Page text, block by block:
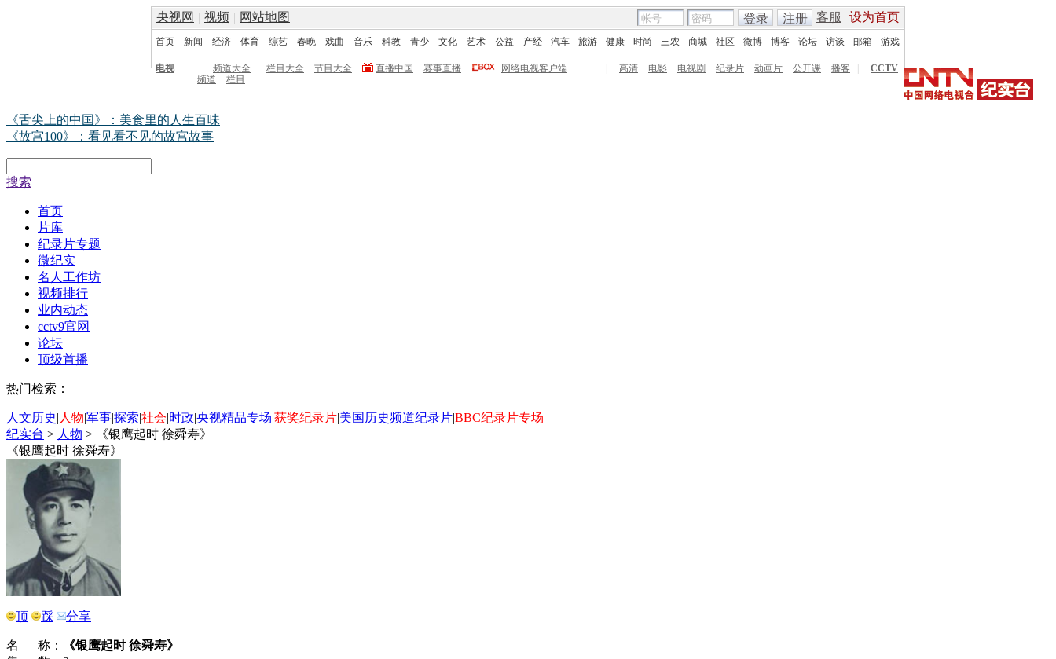
央视网 | 视频 | 网站地图 客服 设为首页
登录 注册
首页 新闻 经济 体育 综艺 春晚 戏曲 音乐 科教 青少 文化 艺术 公益 产经 汽车 旅游 健康 时尚 三农 商城 社区 微博 博客 论坛 访谈 邮箱 游戏
电视 频道大全 栏目大全 节目大全 直播中国 赛事直播 网络电视客户端 | 高清 电影 电视剧 纪录片 动画片 公开课 播客 |
CCTV
频道
栏目
《舌尖上的中国》：美食里的人生百味
《故宫100》：看见看不见的故宫故事
搜索
首页
片库
纪录片专题
微纪实
名人工作坊
视频排行
业内动态
cctv9官网
论坛
顶级首播
热门检索：
人文历史| 人物|军事|探索|社会|时政|央视精品专场|获奖纪录片|美国历史频道纪录片|BBC纪录片专场
纪实台 > 人物 >
《银鹰起时 徐舜寿》
《银鹰起时 徐舜寿》
顶 踩 分享
名 称：
《银鹰起时 徐舜寿》